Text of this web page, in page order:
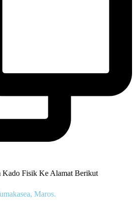
Kado Fisik Ke Alamat Berikut
Maros.